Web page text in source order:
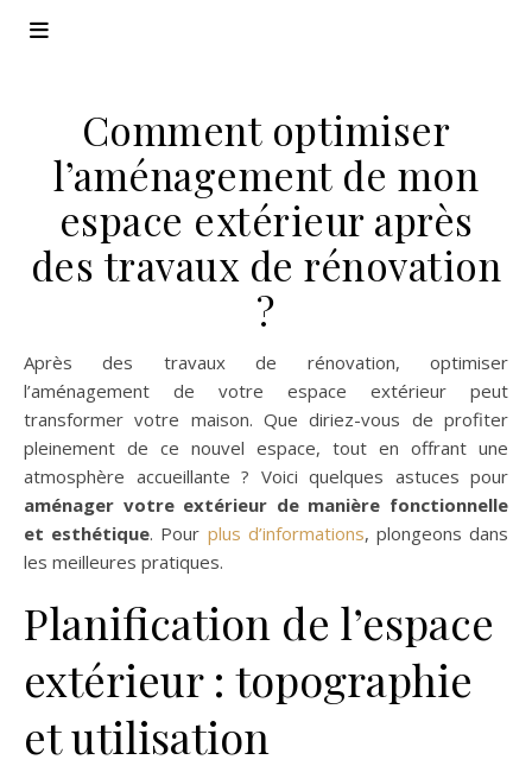
Comment optimiser
l’aménagement de mon
espace extérieur après
des travaux de rénovation
?
Après des travaux de rénovation, optimiser
l’aménagement de votre espace extérieur peut
transformer votre maison. Que diriez-vous de profiter
pleinement de ce nouvel espace, tout en offrant une
atmosphère accueillante ? Voici quelques astuces pour
aménager votre extérieur de manière fonctionnelle
et esthétique. Pour plus d’informations, plongeons dans
les meilleures pratiques.
Planification de l’espace
extérieur : topographie
et utilisation